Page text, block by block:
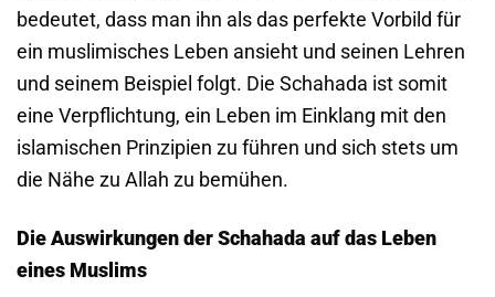
bedeutet, dass man ihn als das perfekte Vorbild für
ein muslimisches Leben ansieht und seinen Lehren
und seinem Beispiel folgt. Die Schahada ist somit
eine Verpflichtung, ein Leben im Einklang mit den
islamischen Prinzipien zu führen und sich stets um
die Nähe zu Allah zu bemühen.
Die Auswirkungen der Schahada auf das Leben
eines Muslims